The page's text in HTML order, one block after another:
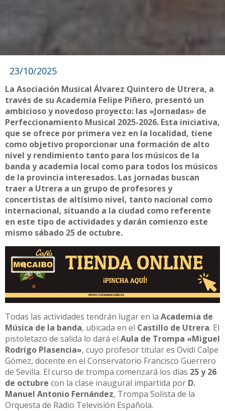
23/10/2025
La Asociación Musical Álvarez Quintero de Utrera, a
través de su Academia Felipe Piñero, presentó un
ambicioso y novedoso proyecto: las «Jornadas» de
Perfeccionamiento Musical 2025-2026. Esta iniciativa,
que se ofrece por primera vez en la localidad, tiene
como objetivo proporcionar una formación de alto
nivel y rendimiento tanto para los músicos de la
banda y academia local como para todos los músicos
de la provincia interesados. Las jornadas buscan
traer a Utrera a un grupo de profesores y
concertistas de altísimo nivel, tanto nacional como
internacional, situando a la ciudad como referente
en este tipo de actividades y darán comienzo este
mismo sábado 25 de octubre.
Todas las actividades tendrán lugar en la Academia de
Música de la banda, ubicada en el Castillo de Utrera. El
pistoletazo de salida lo dará el Aula de Trompa «Miguel
Rodrigo Plasencia», cuyo profesor titular es Ovidi Calpe
Gómez, docente en el Conservatorio Francisco Guerrero
de Sevilla. El curso de trompa comenzará los días 25 y 26
de octubre con la clase inaugural impartida por D.
Manuel Antonio Fernández, Trompa Solista de la
Orquesta de Radio Televisión Española.